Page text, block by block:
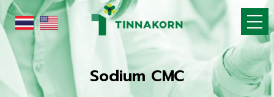
Skip
to
content
Sodium CMC